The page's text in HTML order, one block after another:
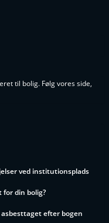
til bolig. Følg vores side,
ved institutionsplads
for din bolig?
efter bogen